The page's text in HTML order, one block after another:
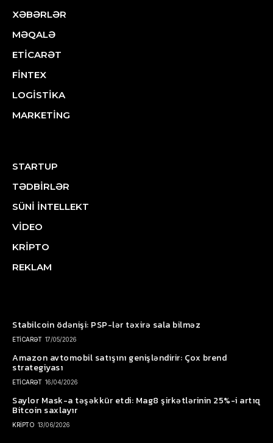
XƏBƏRLƏR
MƏQALƏ
ETİCARƏT
FİNTEX
LOGİSTİKA
MARKETİNG
STARTUP
TƏDBİRLƏR
SÜNİ İNTELLEKT
VİDEO
KRİPTO
REKLAM
Stabilcoin ödənişi: PSP-lər təxirə sala bilməz
ETİCARƏT 17/05/2026
Amazon avtomobil satışını genişləndirir: Çox brend
strategiyası
ETİCARƏT 16/04/2026
Saylor Mask-a təşəkkür etdi: Mag8 şirkətlərinin 25%-i artıq
Bitcoin saxlayır
KRİPTO 13/06/2026